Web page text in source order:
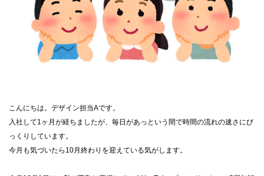
こんにちは。デザイン担当Aです。
入社して1ヶ月が経ちましたが、毎日があっという間で時間の流れの速さにび
っくりしています。
今月も気づいたら10月終わりを迎えている気がします。